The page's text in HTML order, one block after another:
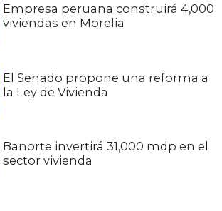
Empresa peruana construirá 4,000
viviendas en Morelia
El Senado propone una reforma a
la Ley de Vivienda
Banorte invertirá 31,000 mdp en el
sector vivienda